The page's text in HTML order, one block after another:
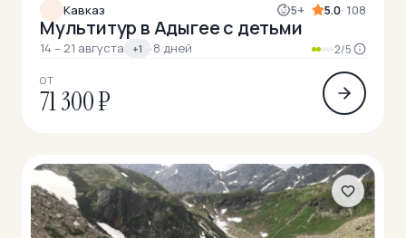
Кавказ 5+ 5.0· 108
Мультитур в Адыгее с детьми
14 – 21 августа +1 ·8 дней 2/5
ОТ
71 300 ₽